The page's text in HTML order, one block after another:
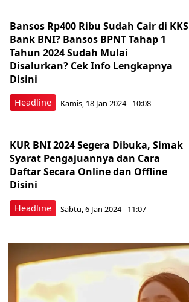
Headline
Bansos Rp400 Ribu Sudah Cair di KKS
Bank BNI? Bansos BPNT Tahap 1
Tahun 2024 Sudah Mulai
Disalurkan? Cek Info Lengkapnya
Disini
Kamis, 18 Jan 2024 - 10:08
Headline
KUR BNI 2024 Segera Dibuka, Simak
Syarat Pengajuannya dan Cara
Daftar Secara Online dan Offline
Disini
Sabtu, 6 Jan 2024 - 11:07